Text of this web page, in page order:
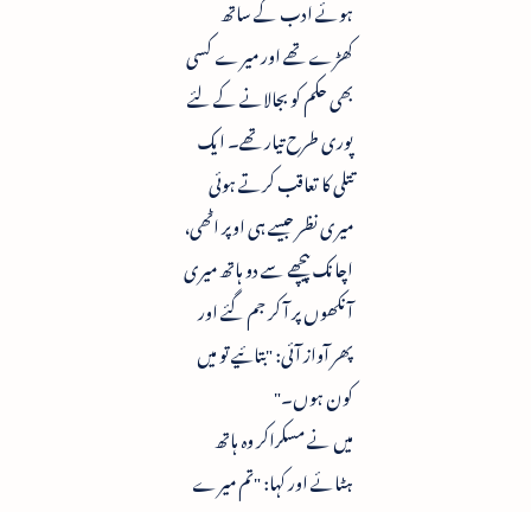
ہوئے ادب کے ساتھ
کھڑے تھے اور میرے کسی
بھی حکم کو بجالانے کے لئے
پوری طرح تیار تھے۔ ایک
تتلی کا تعاقب کرتے ہوئی
میری نظر جیسے ہی اوپر اٹھی،
اچانک پیچھے سے دو ہاتھ میری
آنکھوں پر آ کر جم گئے اور
پھر آواز آئی: "بتائیے تو میں
کون ہوں۔"
میں نے مسکراکر وہ ہاتھ
ہٹائے اور کہا: "تم میرے